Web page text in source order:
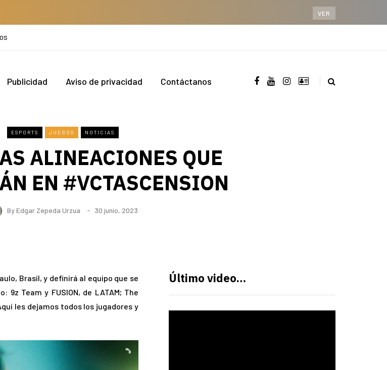
VER
Publicidad Aviso de privacidad Contáctanos
ESPORTS JUEGOS NOTICIAS
ALINEACIONES QUE
EN #VCTASCENSION
ByEdgar Zepeda Urzua 30 junio, 2023
Brasil, y definirá al equipo que se
Team y FUSION, de LATAM; The
les dejamos todos los jugadores y
Último video…